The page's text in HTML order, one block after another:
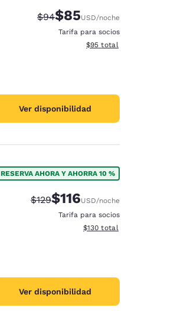
Precio tachado:
$94Precio con descuento:
$85USD/noche
Tarifa para socios
Ver detalles del total
$95 total
Ver disponibilidad
RESERVA AHORA Y AHORRA 10 %
Precio tachado:
$129Precio con descuento:
$116USD/noche
Tarifa para socios
Ver detalles del total
$130 total
Ver disponibilidad